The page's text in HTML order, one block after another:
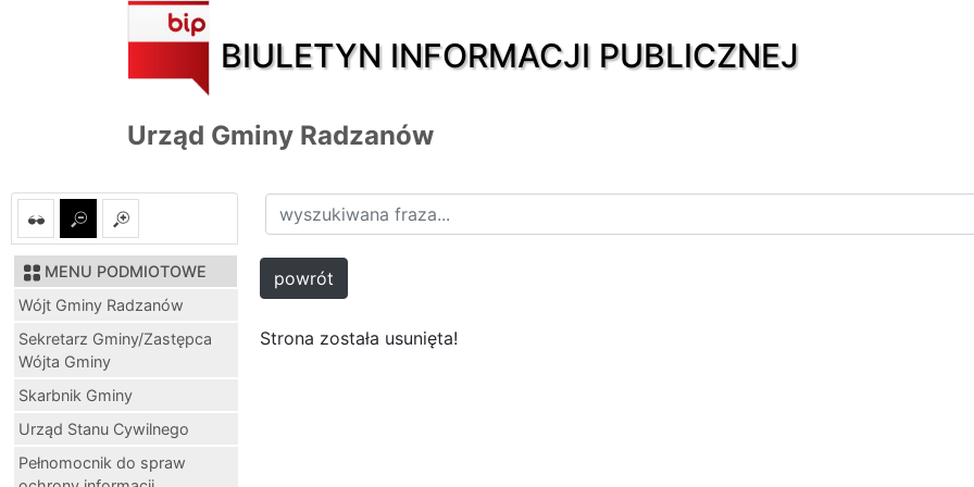
BIULETYN INFORMACJI PUBLICZNEJ
Urząd Gminy Radzanów
MENU PODMIOTOWE
Wójt Gminy Radzanów
Sekretarz Gminy/Zastępca
Wójta Gminy
Skarbnik Gminy
Urząd Stanu Cywilnego
Pełnomocnik do spraw
powrót
Strona została usunięta!